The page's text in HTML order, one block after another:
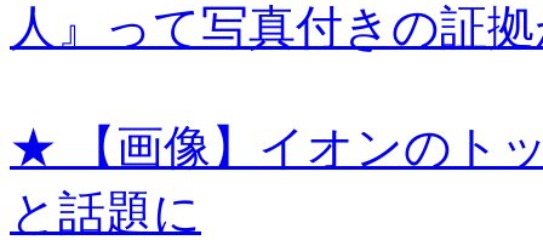
人』って写真付きの証
★ 【画像】イオンのト
と話題に